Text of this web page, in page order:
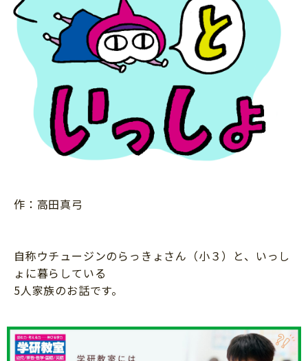
科学・プログラミング
教育・学習
絵本・読み聞かせ
自由研究・工作
読書感想文
本・読書
ファッション・美容
行事・イベント
トラブル
親子でいっしょに
人間関係
おでかけ
家族
マネー
作：高田真弓
自称ウチュージンのらっきょさん（小３）と、いっし
ょに暮らしている
5人家族のお話です。